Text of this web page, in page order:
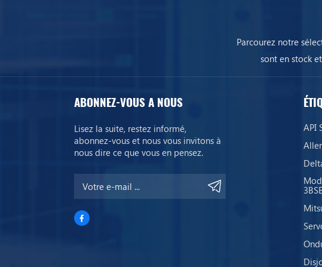
Parcourez notre
sont en stock
ABONNEZ-VOUS A NOUS
Lisez la suite, restez informé,
abonnez-vous et nous vous invitons à
nous dire ce que vous en pensez.
API